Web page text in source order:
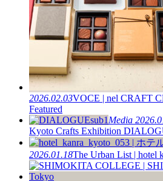
2026.02.03VOCE | nel CRAFT
Featured
Media
Kyoto Crafts Exhibition
2026.01.18The Urban List | hotel